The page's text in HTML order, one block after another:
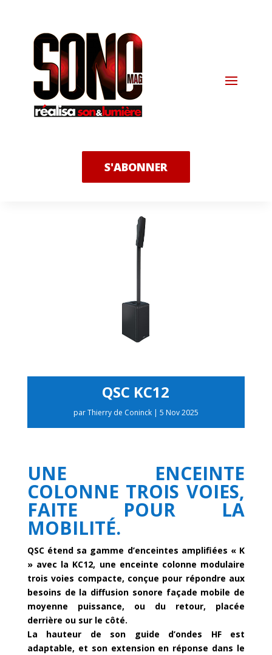
S'ABONNER
QSC KC12
parThierry de Coninck| 5 Nov 2025
UNE ENCEINTE
COLONNE TROIS VOIES,
FAITE POUR LA
MOBILITÉ.
QSC étend sa gamme d’enceintes amplifiées « K
» avec la KC12, une enceinte colonne modulaire
trois voies compacte, conçue pour répondre aux
besoins de la diffusion sonore façade mobile de
moyenne puissance, ou du retour, placée
derrière ou sur le côté.
La hauteur de son guide d’ondes HF est
adaptable, et son extension en réponse dans le